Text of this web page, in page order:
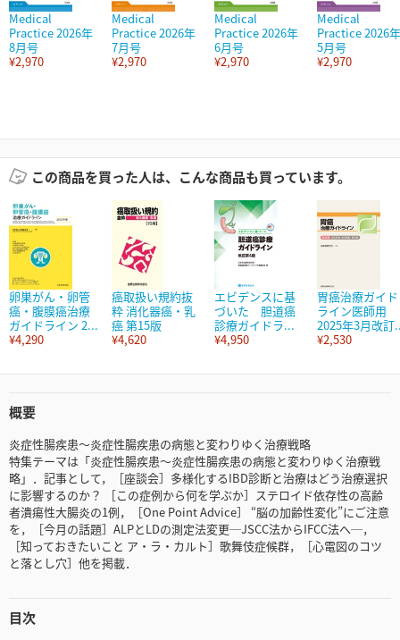
Medical
Practice 2026年
8月号
¥2,970
Medical
Practice 2026年
7月号
¥2,970
Medical
Practice 2026年
6月号
¥2,970
Medical
Practice 2026年
5月号
¥2,970
この商品を買った人は、こんな商品も買っています。
卵巣がん・卵管
癌・腹膜癌治療
ガイドライン 2...
¥4,290
癌取扱い規約抜
粋 消化器癌・乳
癌 第15版
¥4,620
エビデンスに基
づいた 胆道癌
診療ガイドラ...
¥4,950
胃癌治療ガイド
ライン医師用
2025年3月改訂
¥2,530
概要
炎症性腸疾患～炎症性腸疾患の病態と変わりゆく治療戦略
特集テーマは「炎症性腸疾患～炎症性腸疾患の病態と変わりゆく治療戦
略」．記事として，［座談会］多様化するIBD診断と治療はどう治療選択
に影響するのか？ ［この症例から何を学ぶか］ステロイド依存性の高齢
者潰瘍性大腸炎の1例，［One Point Advice］ “脳の加齢性変化”にご注意
を，［今月の話題］ALPとLDの測定法変更─JSCC法からIFCC法へ─，
［知っておきたいこと ア・ラ・カルト］歌舞伎症候群，［心電図のコツ
と落とし穴］他を掲載．
目次